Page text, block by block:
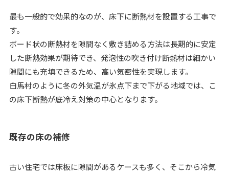
最も一般的で効果的なのが、床下に断熱材を設置する工事で
す。
ボード状の断熱材を隙間なく敷き詰める方法は長期的に安定
した断熱効果が期待でき、発泡性の吹き付け断熱材は細かい
隙間にも充填できるため、高い気密性を実現します。
白馬村のように冬の外気温が氷点下まで下がる地域では、こ
の床下断熱が底冷え対策の中心となります。
既存の床の補修
古い住宅では床板に隙間があるケースも多く、そこから冷気